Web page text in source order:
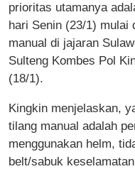
prioritas utamanya
hari Senin (23/1) mulai
manual di jajaran
Sulteng Kombes Pol
(18/1).
Kingkin menjelaskan,
tilang manual adalah
menggunakan helm,
belt/sabuk